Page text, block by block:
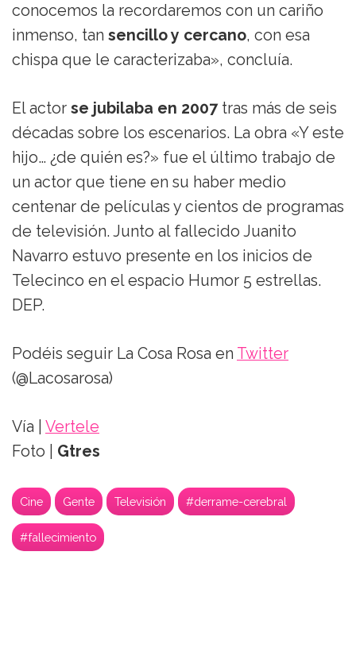
conocemos la recordaremos con un cariño
inmenso, tan sencillo y cercano, con esa
chispa que le caracterizaba», concluía.
El actor se jubilaba en 2007tras más de seis
décadas sobre los escenarios. La obra «Y este
hijo… ¿de quién es?» fue el último trabajo de
un actor que tiene en su haber medio
centenar de películas y cientos de programas
de televisión. Junto al fallecido Juanito
Navarro estuvo presente en los inicios de
Telecinco en el espacio Humor 5 estrellas.
DEP.
Podéis seguir La Cosa Rosa en Twitter
(@Lacosarosa)
Vía | Vertele
Foto | Gtres
Cine Gente Televisión #derrame-cerebral
#fallecimiento